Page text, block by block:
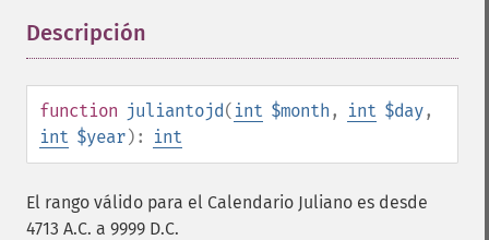
Descripción
function juliantojd( int $month , int $day,
int $year): int
El rango válido para el Calendario Juliano es desde
4713 A.C. a 9999 D.C.